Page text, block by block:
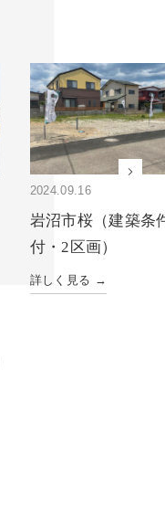
2024.09.16
岩沼市桜（建築条
付・2区画）
詳しく見る →